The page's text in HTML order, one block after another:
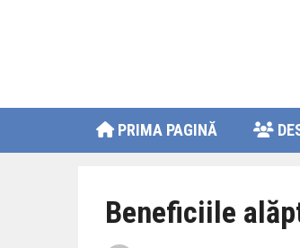
PRIMA PAGINĂ
Beneficiile